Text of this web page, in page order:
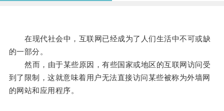
在现代社会中，互联网已经成为了人们生活中不可或缺
的一部分。
然而，由于某些原因，有些国家或地区的互联网访问受
到了限制，这就意味着用户无法直接访问某些被称为外墙网
的网站和应用程序。